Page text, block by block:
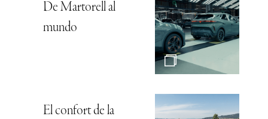
De Martorell al
mundo
El confort de la